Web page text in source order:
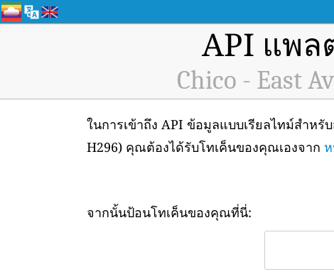
API แพ
Chico - East
ในการเข้าถึง API ข้อมูลแบบเรียลไทม์สำห
H296) คุณต้องได้รับโทเค็นของคุณเองจาก
จากนั้นป้อนโทเค็นของคุณที่นี่: